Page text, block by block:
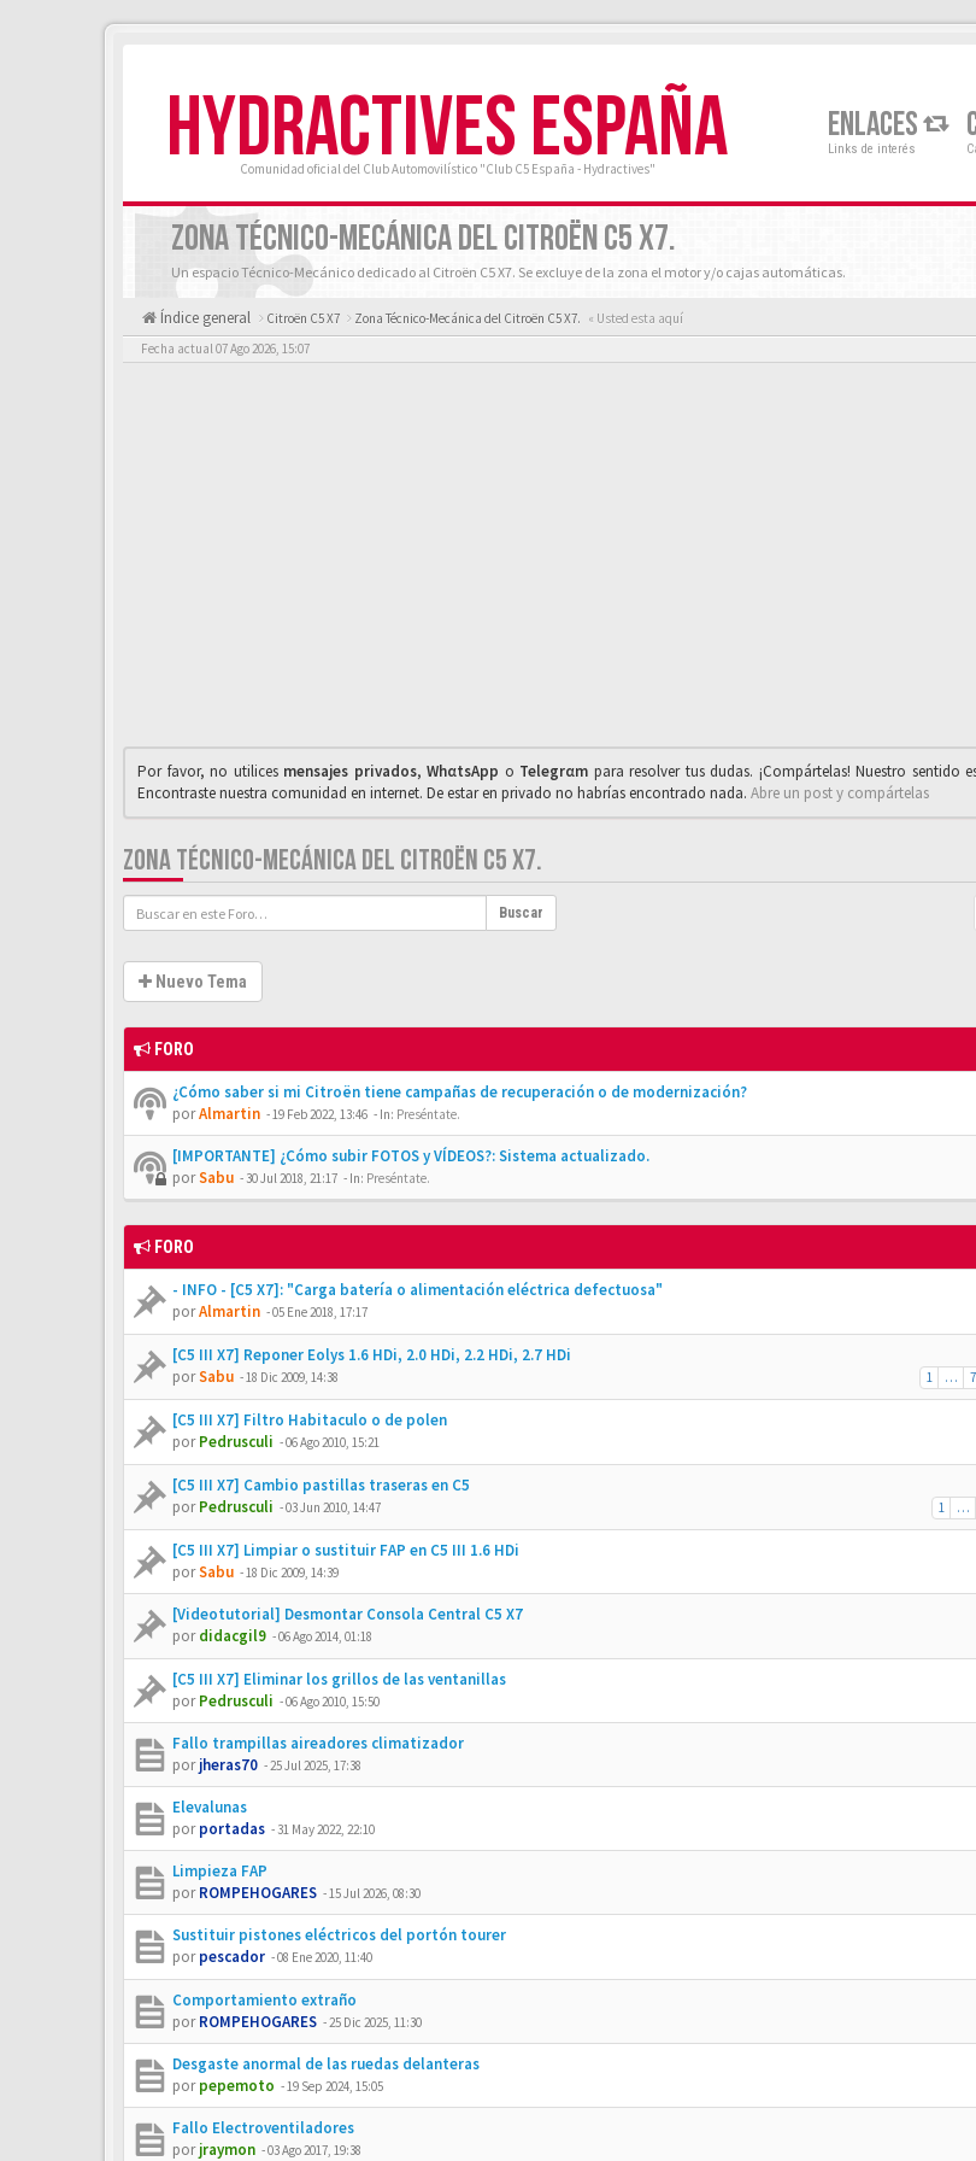
HYDRACTIVES ESPAÑA
Comunidad oficial del Club Automovilístico "Club C5 España - Hydractives"
ENLACES
Links de interés
ZONA TÉCNICO-MECÁNICA DEL CITROËN C5 X7.
Un espacio Técnico-Mecánico dedicado al Citroën C5 X7. Se excluye de la zona el motor y/o cajas automáticas.
Índice general Citroën C5 X7 Zona Técnico-Mecánica del Citroën C5 X7. « Usted esta aquí
Fecha actual 07 Ago 2026, 15:07
Por favor, no utilices mensajes privados,WhαtsApp o Telegrαm para resolver tus dudas. ¡Compártelas! Nuestro
Encontraste nuestra comunidad en internet. De estar en privado no habrías encontrado nada. Abre un post y compártelas
ZONA TÉCNICO-MECÁNICA DEL CITROËN C5 X7.
Buscar
Nuevo Tema
FORO
¿Cómo saber si mi Citroën tiene campañas de recuperación o de modernización?
porAlmartin -19 Feb 2022, 13:46 - In: Preséntate.
[IMPORTANTE] ¿Cómo subir FOTOS y VÍDEOS?: Sistema actualizado.
porSabu - 30 Jul 2018, 21:17 - In: Preséntate.
FORO
- INFO - [C5 X7]: "Carga batería o alimentación eléctrica defectuosa"
porAlmartin -05 Ene 2018, 17:17
[C5 III X7] Reponer Eolys 1.6 HDi, 2.0 HDi, 2.2 HDi, 2.7 HDi
1 … 7
porSabu -18 Dic 2009, 14:38
[C5 III X7] Filtro Habitaculo o de polen
porPedrusculi -06 Ago 2010, 15:21
[C5 III X7] Cambio pastillas traseras en C5
1 …
porPedrusculi -03 Jun 2010, 14:47
[C5 III X7] Limpiar o sustituir FAP en C5 III 1.6 HDi
porSabu -18 Dic 2009, 14:39
[Videotutorial] Desmontar Consola Central C5 X7
pordidacgil9 -06 Ago 2014, 01:18
[C5 III X7] Eliminar los grillos de las ventanillas
porPedrusculi -06 Ago 2010, 15:50
Fallo trampillas aireadores climatizador
porjheras70 -25 Jul 2025, 17:38
Elevalunas
porportadas -31 May 2022, 22:10
Limpieza FAP
porROMPEHOGARES -15 Jul 2026, 08:30
Sustituir pistones eléctricos del portón tourer
porpescador -08 Ene 2020, 11:40
Comportamiento extraño
porROMPEHOGARES -25 Dic 2025, 11:30
Desgaste anormal de las ruedas delanteras
porpepemoto -19 Sep 2024, 15:05
Fallo Electroventiladores
porjraymon -03 Ago 2017, 19:38